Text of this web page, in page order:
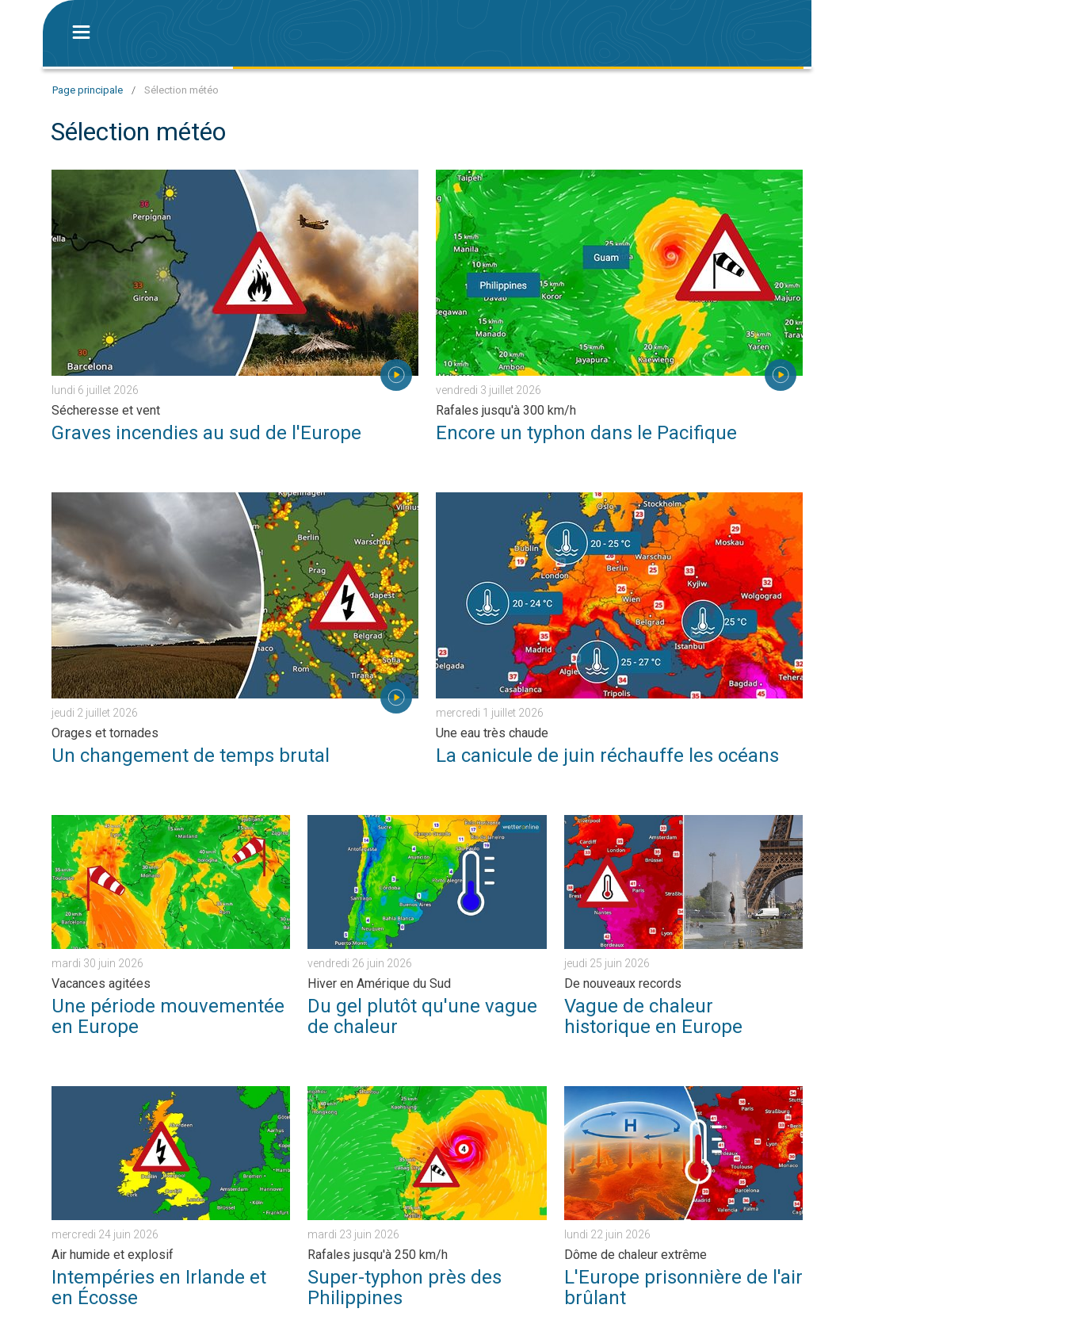
Page principale / Sélection météo
Sélection météo
Graves incendies au sud de l'Europe. Sécheresse et vent. . . lundi 6 juillet 2026
lundi 6 juillet 2026
Sécheresse et vent
Graves incendies au sud de l'Europe
Encore un typhon dans le Pacifique. Rafales jusqu'à 300 km/h. . . vendredi 3 juillet 2026
vendredi 3 juillet 2026
Rafales jusqu'à 300 km/h
Encore un typhon dans le Pacifique
Un changement de temps brutal. Orages et tornades. . . jeudi 2 juillet 2026
jeudi 2 juillet 2026
Orages et tornades
Un changement de temps brutal
La canicule de juin réchauffe les océans. Une eau très chaude. . . mercredi 1 juillet 2026
mercredi 1 juillet 2026
Une eau très chaude
La canicule de juin réchauffe les océans
Une période mouvementée en Europe. Vacances agitées. . . mardi 30 juin 2026
mardi 30 juin 2026
Vacances agitées
Une période mouvementée
en Europe
Du gel plutôt qu'une vague de chaleur. Hiver en Amérique du Sud. . . vendredi 26 juin 2026
vendredi 26 juin 2026
Hiver en Amérique du Sud
Du gel plutôt qu'une vague
de chaleur
Vague de chaleur historique en Europe. De nouveaux records. . . jeudi 25 juin 2026
jeudi 25 juin 2026
De nouveaux records
Vague de chaleur
historique en Europe
Intempéries en Irlande et en Écosse. Air humide et explosif. . . mercredi 24 juin 2026
mercredi 24 juin 2026
Air humide et explosif
Intempéries en Irlande et
en Écosse
Super-typhon près des Philippines. Rafales jusqu'à 250 km/h. . . mardi 23 juin 2026
mardi 23 juin 2026
Rafales jusqu'à 250 km/h
Super-typhon près des
Philippines
L'Europe prisonnière de l'air brûlant. Dôme de chaleur extrême. . . lundi 22 juin 2026
lundi 22 juin 2026
Dôme de chaleur extrême
L'Europe prisonnière de l'air
brûlant